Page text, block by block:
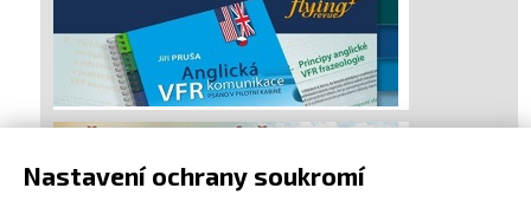
Nastavení ochrany soukromí